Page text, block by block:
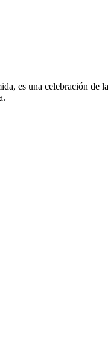
es una celebración de